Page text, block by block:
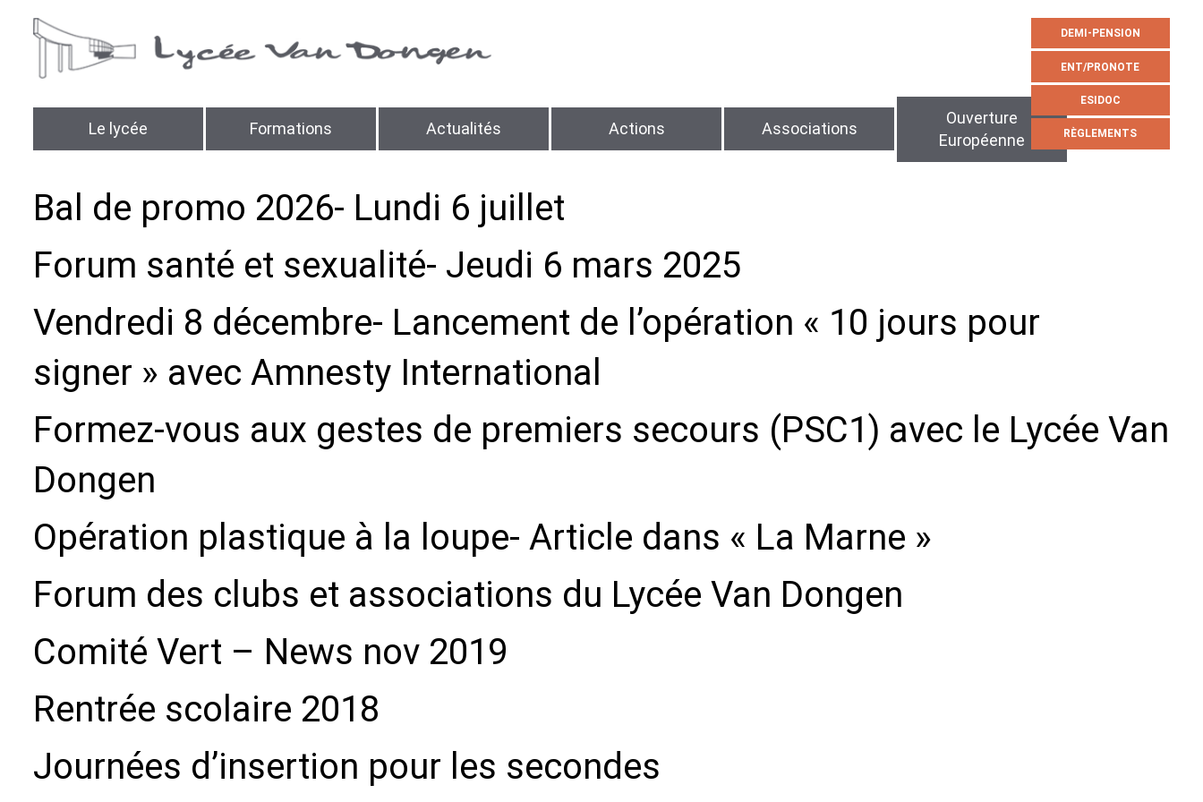
Le lycée Formations Actualités Actions Associations
Ouverture
Européenne
DEMI-PENSION
ENT/PRONOTE
ESIDOC
RÈGLEMENTS
Bal de promo 2026- Lundi 6 juillet
Forum santé et sexualité- Jeudi 6 mars 2025
Vendredi 8 décembre- Lancement de l’opération « 10 jours pour
signer » avec Amnesty International
Formez-vous aux gestes de premiers secours (PSC1) avec le Lycée Van
Dongen
Opération plastique à la loupe- Article dans « La Marne »
Forum des clubs et associations du Lycée Van Dongen
Comité Vert – News nov 2019
Rentrée scolaire 2018
Journées d’insertion pour les secondes